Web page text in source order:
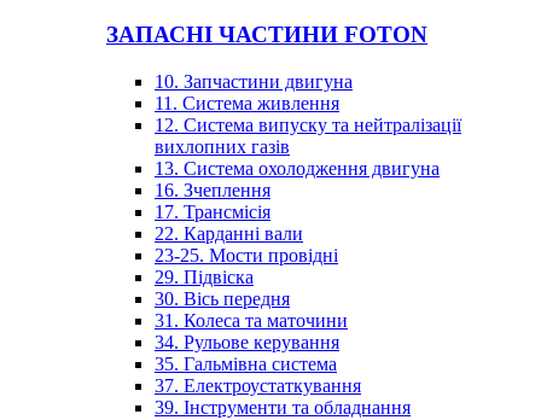
ЗАПАСНІ ЧАСТИНИ FOTON
10. Запчастини двигуна
11. Система живлення
12. Система випуску та нейтралізації
вихлопних газів
13. Система охолодження двигуна
16. Зчеплення
17. Трансмісія
22. Карданні вали
23-25. Мости провідні
29. Підвіска
30. Вісь передня
31. Колеса та маточини
34. Рульове керування
35. Гальмівна система
37. Електроустаткування
39. Інструменти та обладнання